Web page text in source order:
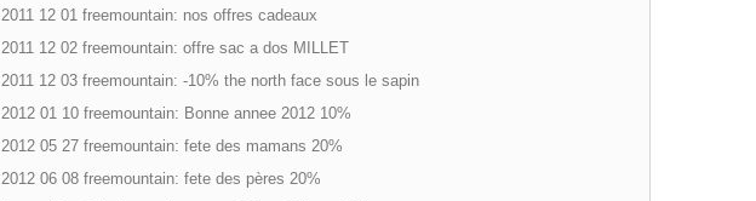
2011 12 01 freemountain: nos offres cadeaux
2011 12 02 freemountain: offre sac a dos MILLET
2011 12 03 freemountain: -10% the north face sous le sapin
2012 01 10 freemountain: Bonne annee 2012 10%
2012 05 27 freemountain: fete des mamans 20%
2012 06 08 freemountain: fete des pères 20%